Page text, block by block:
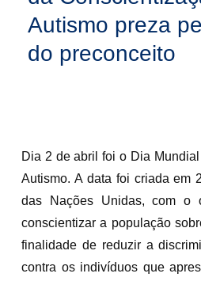
Autismo preza
do preconceito
Dia 2 de abril foi o Dia
Autismo. A data foi criada em
das Nações Unidas, com o
conscientizar a população
finalidade de reduzir a
contra os indivíduos que